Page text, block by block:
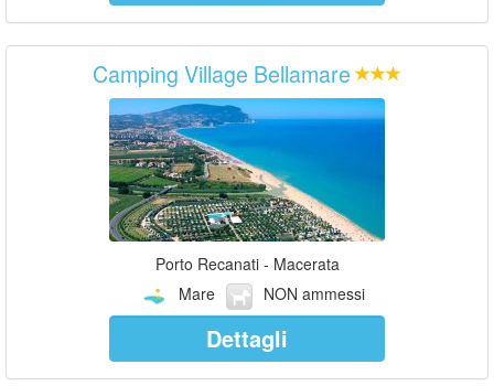
Camping Village Bellamare
Porto Recanati - Macerata
Mare
NON ammessi
Dettagli